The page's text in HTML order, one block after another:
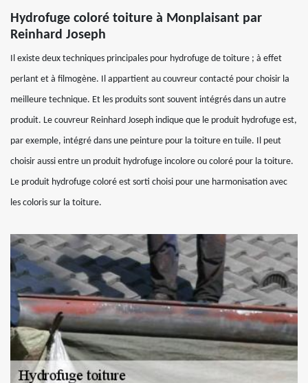
Hydrofuge coloré toiture à Monplaisant par
Reinhard Joseph
Il existe deux techniques principales pour hydrofuge de toiture ; à effet
perlant et à filmogène. Il appartient au couvreur contacté pour choisir la
meilleure technique. Et les produits sont souvent intégrés dans un autre
produit. Le couvreur Reinhard Joseph indique que le produit hydrofuge est,
par exemple, intégré dans une peinture pour la toiture en tuile. Il peut
choisir aussi entre un produit hydrofuge incolore ou coloré pour la toiture.
Le produit hydrofuge coloré est sorti choisi pour une harmonisation avec
les coloris sur la toiture.